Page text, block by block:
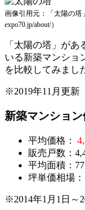
画像引用元：「太陽の塔
expo70.jp/about/）
「太陽の塔」が
いる新築マンショ
を比較してみまし
※2019年11月更新
新築マンショ
平均価格：
販売戸数：
平均面積：
坪単価相場
※2014年1月1日～